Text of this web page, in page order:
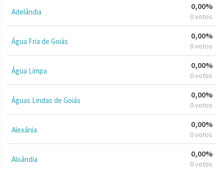
Adelândia
0,00%
0 votos
Água Fria de Goiás
0,00%
0 votos
Água Limpa
0,00%
0 votos
Águas Lindas de Goiás
0,00%
0 votos
Alexânia
0,00%
0 votos
Aloândia
0,00%
0 votos